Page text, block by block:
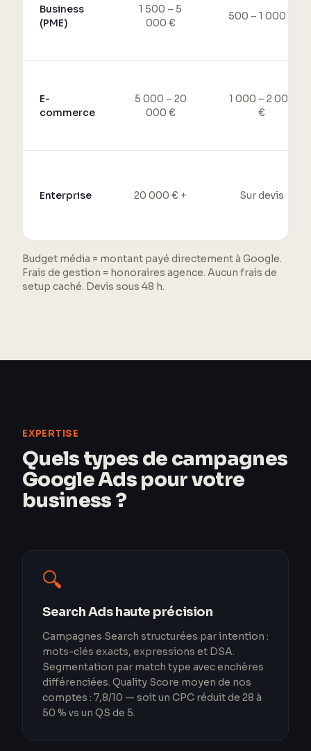
Business
(PME)
1 500 – 5
000 €
500 – 1 000 €
E-
commerce
5 000 – 20
000 €
1 000 – 2 000
€
Enterprise 20 000 € + Sur devis
Budget média = montant payé directement à Google.
Frais de gestion = honoraires agence. Aucun frais de
setup caché. Devis sous 48 h.
EXPERTISE
Quels types de campagnes
Google Ads pour votre
business ?
🔍
Search Ads haute précision
Campagnes Search structurées par intention :
mots-clés exacts, expressions et DSA.
Segmentation par match type avec enchères
différenciées. Quality Score moyen de nos
comptes : 7,8/10 — soit un CPC réduit de 28 à
50 % vs un QS de 5.